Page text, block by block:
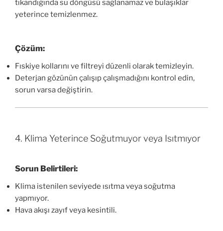
tıkandığında su döngüsü sağlanamaz ve bulaşıklar
yeterince temizlenmez.
Çözüm:
Fıskiye kollarını ve filtreyi düzenli olarak temizleyin.
Deterjan gözünün çalışıp çalışmadığını kontrol edin,
sorun varsa değiştirin.
4. Klima Yeterince Soğutmuyor veya Isıtmıyor
Sorun Belirtileri:
Klima istenilen seviyede ısıtma veya soğutma
yapmıyor.
Hava akışı zayıf veya kesintili.